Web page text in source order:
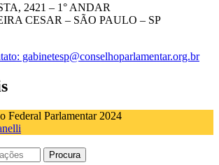
2421 – 1° ANDAR
CESAR – SÃO PAULO – SP
gabinetesp@conselhoparlamentar.org.br
Federal Parlamentar 2024
Procura